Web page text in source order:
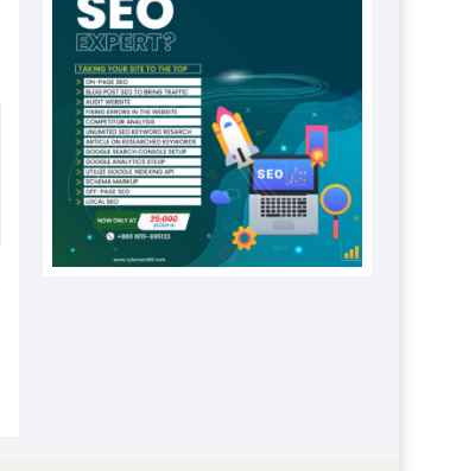
এবার লঞ্চের ভাড়া বাড়ল
১৭ থেকে ২১ শতাংশ বিদ্যুতের দাম
বাড়ানোর প্রস্তাব পিডিবির
১৬ মে চাঁদপুর ও ২৫ মে ফেনী সফরে
যাবেন প্রধানমন্ত্রী
উচ্চশিক্ষায় গৌরবময় অর্জন: পূর্ণ
স্কলারশিপে যুক্তরাষ্ট্রে পিএইচডি করছেন